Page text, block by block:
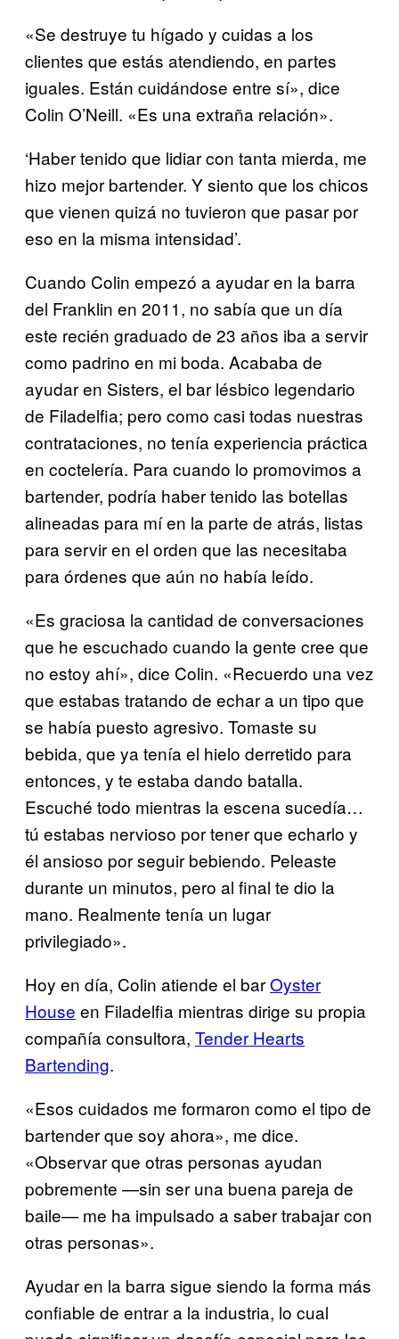
«Se destruye tu hígado y cuidas a los
clientes que estás atendiendo, en partes
iguales. Están cuidándose entre sí», dice
Colin O’Neill. «Es una extraña relación».
‘Haber tenido que lidiar con tanta mierda, me
hizo mejor bartender. Y siento que los chicos
que vienen quizá no tuvieron que pasar por
eso en la misma intensidad’.
Cuando Colin empezó a ayudar en la barra
del Franklin en 2011, no sabía que un día
este recién graduado de 23 años iba a servir
como padrino en mi boda. Acababa de
ayudar en Sisters, el bar lésbico legendario
de Filadelfia; pero como casi todas nuestras
contrataciones, no tenía experiencia práctica
en coctelería. Para cuando lo promovimos a
bartender, podría haber tenido las botellas
alineadas para mí en la parte de atrás, listas
para servir en el orden que las necesitaba
para órdenes que aún no había leído.
«Es graciosa la cantidad de conversaciones
que he escuchado cuando la gente cree que
no estoy ahí», dice Colin. «Recuerdo una vez
que estabas tratando de echar a un tipo que
se había puesto agresivo. Tomaste su
bebida, que ya tenía el hielo derretido para
entonces, y te estaba dando batalla.
Escuché todo mientras la escena sucedía…
tú estabas nervioso por tener que echarlo y
él ansioso por seguir bebiendo. Peleaste
durante un minutos, pero al final te dio la
mano. Realmente tenía un lugar
privilegiado».
Hoy en día, Colin atiende el barOyster
House en Filadelfia mientras dirige su propia
compañía consultora, Tender Hearts
Bartending.
«Esos cuidados me formaron como el tipo de
bartender que soy ahora», me dice.
«Observar que otras personas ayudan
pobremente —sin ser una buena pareja de
baile— me ha impulsado a saber trabajar con
otras personas».
Ayudar en la barra sigue siendo la forma más
confiable de entrar a la industria, lo cual